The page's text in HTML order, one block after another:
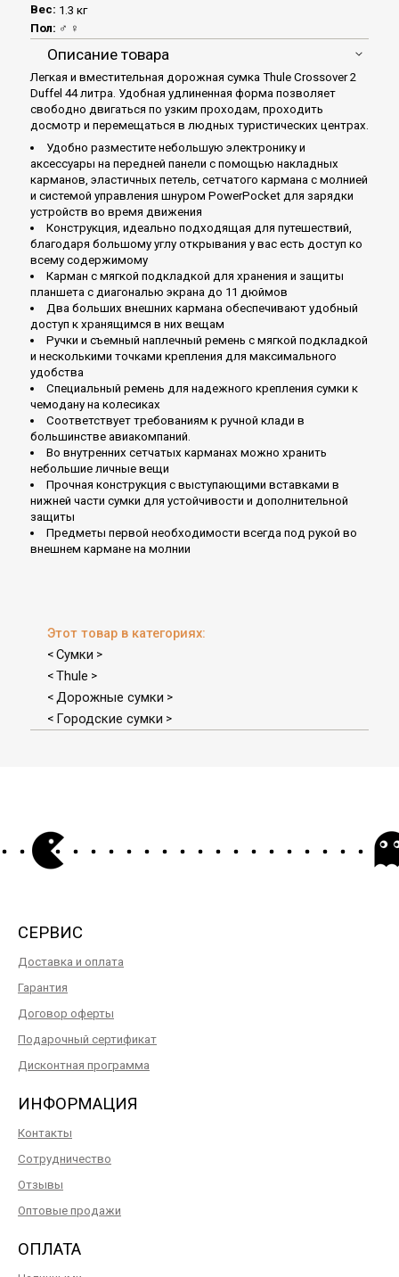
Вес: 1.3 кг
Пол: ♂ ♀
Описание товара
Легкая и вместительная дорожная сумка Thule Crossover 2
Duffel 44 литра. Удобная удлиненная форма позволяет
свободно двигаться по узким проходам, проходить
досмотр и перемещаться в людных туристических центрах.
Удобно разместите небольшую электронику и
аксессуары на передней панели с помощью накладных
карманов, эластичных петель, сетчатого кармана с молнией
и системой управления шнуром PowerPocket для зарядки
устройств во время движения
Конструкция, идеально подходящая для путешествий,
благодаря большому углу открывания у вас есть доступ ко
всему содержимому
Карман с мягкой подкладкой для хранения и защиты
планшета с диагональю экрана до 11 дюймов
Два больших внешних кармана обеспечивают удобный
доступ к хранящимся в них вещам
Ручки и съемный наплечный ремень с мягкой подкладкой
и несколькими точками крепления для максимального
удобства
Специальный ремень для надежного крепления сумки к
чемодану на колесиках
Соответствует требованиям к ручной клади в
большинстве авиакомпаний.
Во внутренних сетчатых карманах можно хранить
небольшие личные вещи
Прочная конструкция с выступающими вставками в
нижней части сумки для устойчивости и дополнительной
защиты
Предметы первой необходимости всегда под рукой во
внешнем кармане на молнии
Этот товар в категориях:
< Сумки >
< Thule >
< Дорожные сумки >
< Городские сумки >
СЕРВИС
Доставка и оплата
Гарантия
Договор оферты
Подарочный сертификат
Дисконтная программа
ИНФОРМАЦИЯ
Контакты
Сотрудничество
Отзывы
Оптовые продажи
ОПЛАТА